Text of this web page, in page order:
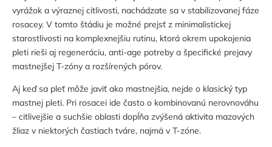
vyrážok a výraznej citlivosti, nachádzate sa v stabilizovanej fáze
rosacey. V tomto štádiu je možné prejsť z minimalistickej
starostlivosti na komplexnejšiu rutinu, ktorá okrem upokojenia
pleti rieši aj regeneráciu, anti-age potreby a špecifické prejavy
mastnejšej T-zóny a rozšírených pórov.
Aj keď sa pleť môže javiť ako mastnejšia, nejde o klasický typ
mastnej pleti. Pri rosacei ide často o kombinovanú nerovnováhu
– citlivejšie a suchšie oblasti dopĺňa zvýšená aktivita mazových
žliaz v niektorých častiach tváre, najmä v T-zóne.